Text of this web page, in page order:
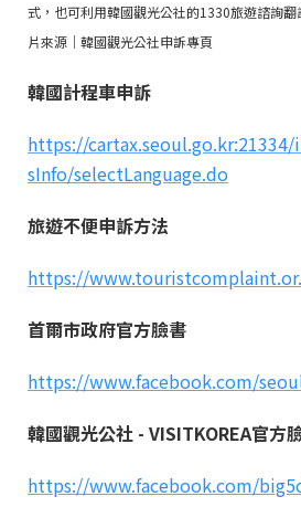
式，也可利用韓國觀光公社的1330旅遊諮詢
片來源｜韓國觀光公社申訴專頁
韓國計程車申訴
https://
sInfo/selectLanguage.do
旅遊不便申訴方法​
https://
首爾市政府官方臉書
https://www.facebook.com/
韓國觀光公社 - VISITKOREA官方
https://www.facebook.com/